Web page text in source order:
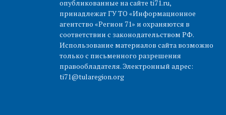
опубликованные на сайте ti71.ru,
принадлежат ГУ ТО «Информационное
агентство «Регион 71» и охраняются в
соответствии с законодательством РФ.
Использование материалов сайта возможно
только с письменного разрешения
правообладателя. Электронный адрес:
ti71@tularegion.org